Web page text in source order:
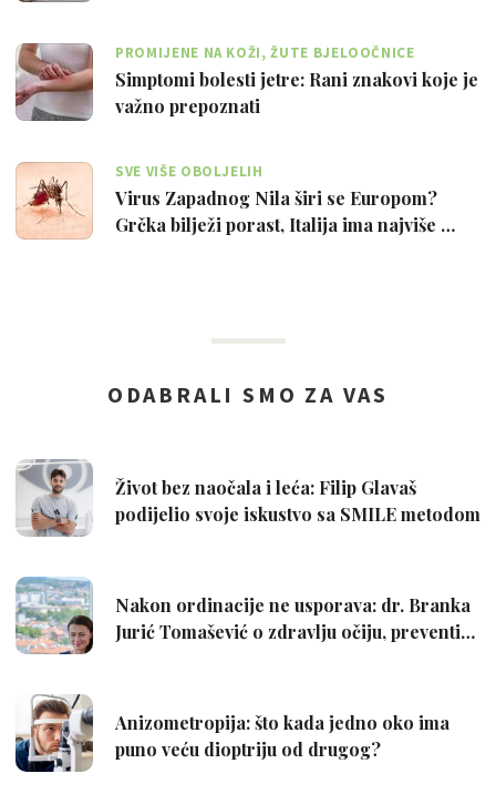
PROMIJENE NA KOŽI, ŽUTE BJELOOČNICE
Simptomi bolesti jetre: Rani znakovi koje je
važno prepoznati
SVE VIŠE OBOLJELIH
Virus Zapadnog Nila širi se Europom?
Grčka bilježi porast, Italija ima najviše …